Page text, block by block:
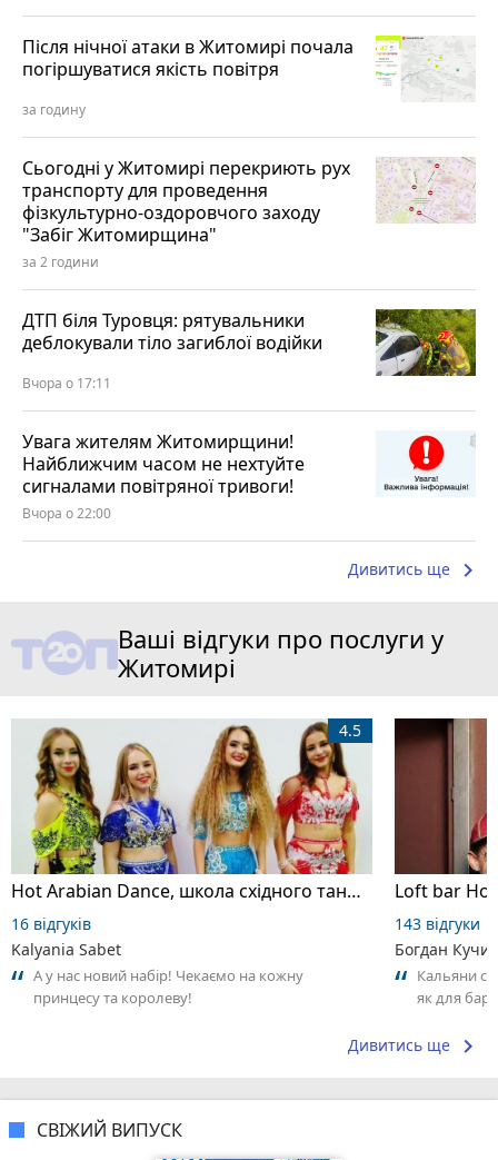
Після нічної атаки в Житомирі почала
погіршуватися якість повітря
за годину
Сьогодні у Житомирі перекриють рух
транспорту для проведення
фізкультурно-оздоровчого заходу
"Забіг Житомирщина"
за 2 години
ДТП біля Туровця: рятувальники
деблокували тіло загиблої водійки
Вчора о 17:11
Увага жителям Житомирщини!
Найближчим часом не нехтуйте
сигналами повітряної тривоги!
Вчора о 22:00
Дивитись ще keyboard_arrow_right
Ваші відгуки про послуги у
Житомирі
Hot Arabian Dance, школа східного танцю
4.5
16 відгуків
Kalyania Sabet
А у нас новий набір! Чекаємо на кожну
принцесу та королеву!
Loft bar
143 відгуки
Богдан
Кальяни
як для
Дивитись ще keyboard_arrow_right
СВІЖИЙ ВИПУСК